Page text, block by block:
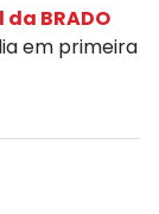
BRADO
em primeira